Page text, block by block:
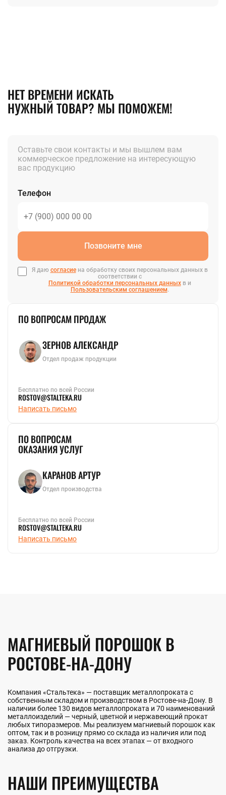
НЕТ ВРЕМЕНИ ИСКАТЬ
НУЖНЫЙ ТОВАР? МЫ ПОМОЖЕМ!
Оставьте свои контакты и мы вышлем вам
коммерческое предложение на интересующую
вас продукцию
Телефон
Позвоните мне
Я даю согласиена обработку своих персональных данных в
соответствии с
Политикой обработки персональных данныхв и
Пользовательским соглашением.
ПО ВОПРОСАМ ПРОДАЖ
ЗЕРНОВ АЛЕКСАНДР
Отдел продаж продукции
Бесплатно по всей России
ROSTOV@STALTEKA.RU
Написать письмо
ПО ВОПРОСАМ
ОКАЗАНИЯ УСЛУГ
КАРАНОВ АРТУР
Отдел производства
Бесплатно по всей России
ROSTOV@STALTEKA.RU
Написать письмо
МАГНИЕВЫЙ ПОРОШОК В
РОСТОВЕ-НА-ДОНУ
Компания «Стальтека» — поставщик металлопроката с
собственным складом и производством в Ростове-на-Дону. В
наличии более 130 видов металлопроката и 70 наименований
металлоизделий — черный, цветной и нержавеющий прокат
любых типоразмеров. Мы реализуем магниевый порошок как
оптом, так и в розницу прямо со склада из наличия или под
заказ. Контроль качества на всех этапах — от входного
анализа до отгрузки.
НАШИ ПРЕИМУЩЕСТВА